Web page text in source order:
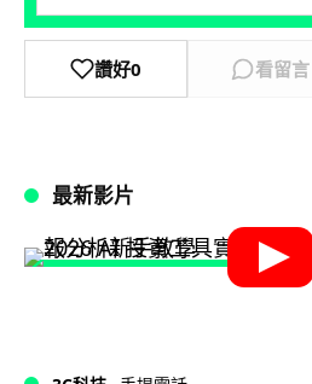
讚好0 看留言
最新影片